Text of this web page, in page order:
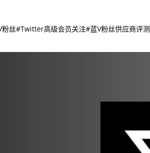
丝#Twitter高级会员关注#蓝V粉丝供应商评测